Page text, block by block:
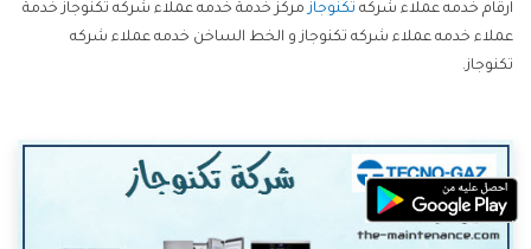
ارقام خدمه عملاء شركه تكنوجازمركز خدمة خدمه عملاء شركه تكنوجاز خدمة
عملاء خدمه عملاء شركه تكنوجاز و الخط الساخن خدمه عملاء شركه
تكنوجاز.